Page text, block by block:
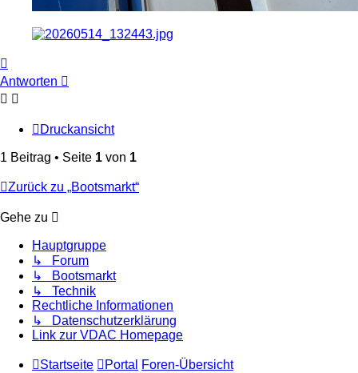
oben
Antworten
Druckansicht
1 Beitrag • Seite 1 von 1
Zurück zu „Bootsmarkt“
Gehe zu
Hauptgruppe
↳ Forum
↳ Bootsmarkt
↳ Technik
Rechtliche Informationen
↳ Datenschutzerklärung
Link zur VDAC Homepage
Startseite Portal Foren-Übersicht